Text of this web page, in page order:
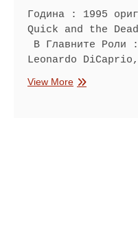
Година : 1995
Quick and the
В Главните Роли
Leonardo
View MoreБърз